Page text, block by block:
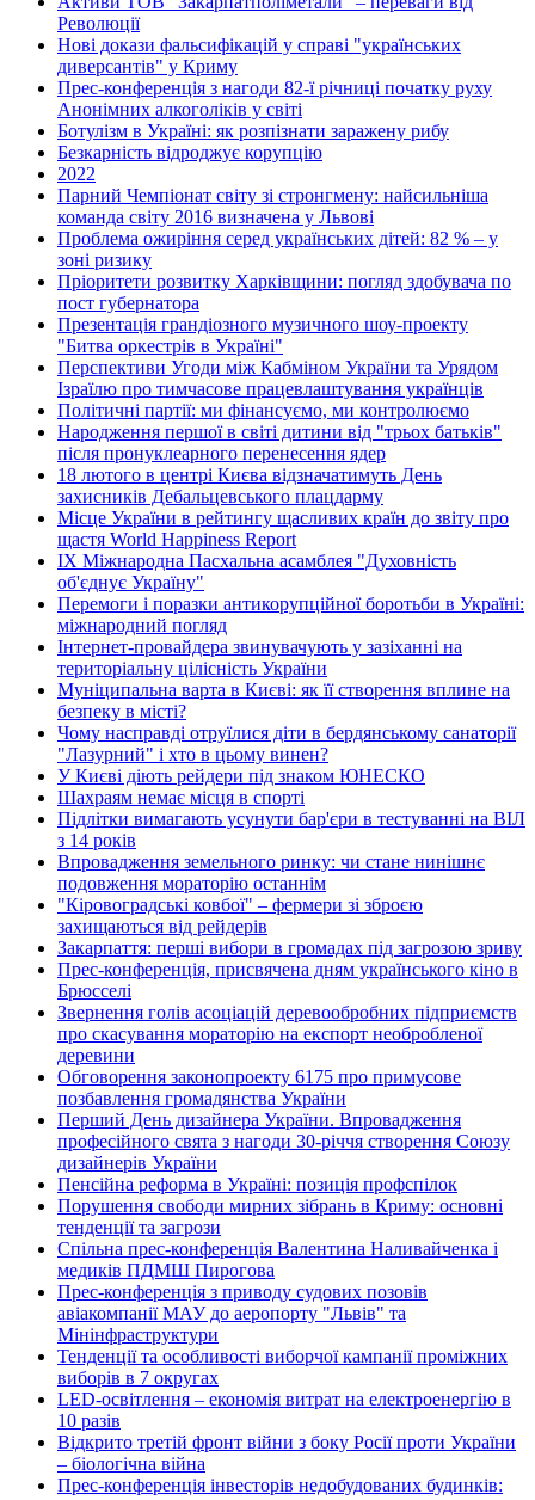
Революції
Нові докази фальсифікацій у справі "українських
диверсантів" у Криму
Прес-конференція з нагоди 82-ї річниці початку руху
Анонімних алкоголіків у світі
Ботулізм в Україні: як розпізнати заражену рибу
Безкарність відроджує корупцію
2022
Парний Чемпіонат світу зі стронгмену: найсильніша
команда світу 2016 визначена у Львові
Проблема ожиріння серед українських дітей: 82 % – у
зоні ризику
Пріоритети розвитку Харківщини: погляд здобувача по
пост губернатора
Презентація грандіозного музичного шоу-проекту
"Битва оркестрів в Україні"
Перспективи Угоди між Кабміном України та Урядом
Ізраїлю про тимчасове працевлаштування українців
Політичні партії: ми фінансуємо, ми контролюємо
Народження першої в світі дитини від "трьох батьків"
після пронуклеарного перенесення ядер
18 лютого в центрі Києва відзначатимуть День
захисників Дебальцевського плацдарму
Місце України в рейтингу щасливих країн до звіту про
щастя World Happiness Report
ІХ Міжнародна Пасхальна асамблея "Духовність
об'єднує Україну"
Перемоги і поразки антикорупційної боротьби в Україні:
міжнародний погляд
Інтернет-провайдера звинувачують у зазіханні на
територіальну цілісність України
Муніципальна варта в Києві: як її створення вплине на
безпеку в місті?
Чому насправді отруїлися діти в бердянському санаторії
"Лазурний" і хто в цьому винен?
У Києві діють рейдери під знаком ЮНЕСКО
Шахраям немає місця в спорті
Підлітки вимагають усунути бар'єри в тестуванні на ВІЛ
з 14 років
Впровадження земельного ринку: чи стане нинішнє
подовження мораторію останнім
"Кіровоградські ковбої" – фермери зі зброєю
захищаються від рейдерів
Закарпаття: перші вибори в громадах під загрозою зриву
Прес-конференція, присвячена дням українського кіно в
Брюсселі
Звернення голів асоціацій деревообробних підприємств
про скасування мораторію на експорт необробленої
деревини
Обговорення законопроекту 6175 про примусове
позбавлення громадянства України
Перший День дизайнера України. Впровадження
професійного свята з нагоди 30-річчя створення Союзу
дизайнерів України
Пенсійна реформа в Україні: позиція профспілок
Порушення свободи мирних зібрань в Криму: основні
тенденції та загрози
Спільна прес-конференція Валентина Наливайченка і
медиків ПДМШ Пирогова
Прес-конференція з приводу судових позовів
авіакомпанії МАУ до аеропорту "Львів" та
Мінінфраструктури
Тенденції та особливості виборчої кампанії проміжних
виборів в 7 округах
LED-освітлення – економія витрат на електроенергію в
10 разів
Відкрито третій фронт війни з боку Росії проти України
– біологічна війна
Прес-конференція інвесторів недобудованих будинків: